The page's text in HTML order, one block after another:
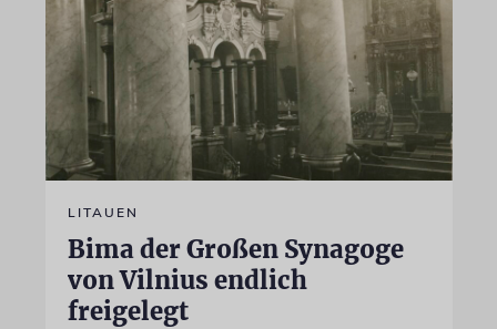
LITAUEN
Bima der Großen Synagoge
von Vilnius endlich
freigelegt